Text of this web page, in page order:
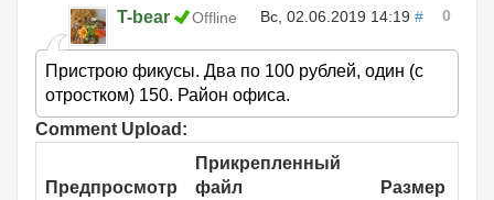
T-bear Offline Вс, 02.06.2019 14:19 # 0
Пристрою фикусы. Два по 100 рублей, один (с
отростком) 150. Район офиса.
Comment Upload:
Предпросмотр
Прикрепленный
файл
Размер